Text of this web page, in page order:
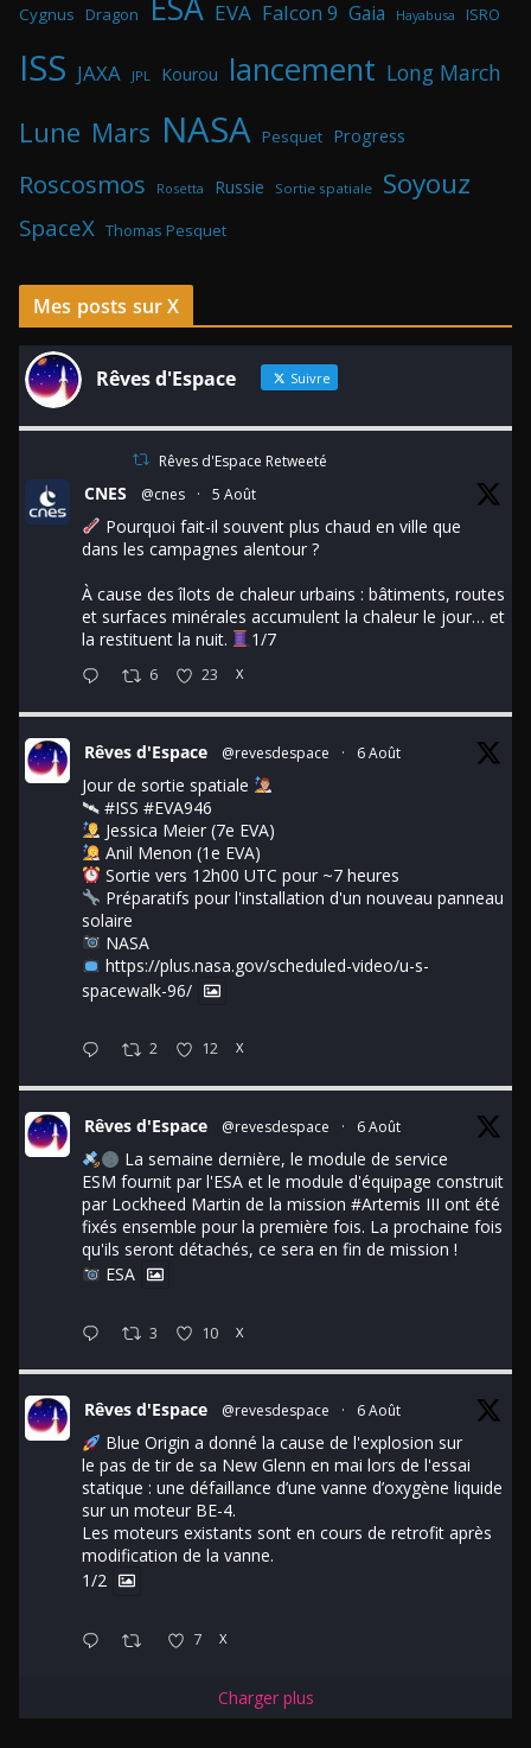
Cygnus Dragon EVA Falcon 9 Gaia Hayabusa ISRO
ISS JAXA JPL Kourou lancement Long March
Lune Mars NASA Pesquet Progress
Roscosmos Rosetta Russie Sortie spatiale Soyouz
SpaceX Thomas Pesquet
Mes posts sur X
Rêves d'Espace Suivre
Rêves d'Espace Retweeté
CNES @cnes · 5 Août
Pourquoi fait-il souvent plus chaud en ville que
dans les campagnes alentour ?
À cause des îlots de chaleur urbains : bâtiments, routes
et surfaces minérales accumulent la chaleur le jour… et
la restituent la nuit.
1/7
6 23 X
Rêves d'Espace @revesdespace · 6 Août
Jour de sortie spatiale
🛰 #ISS #EVA946
Jessica Meier (7e EVA)
Anil Menon (1e EVA)
Sortie vers 12h00 UTC pour ~7 heures
Préparatifs pour l'installation d'un nouveau panneau
solaire
NASA
https://plus.nasa.gov/scheduled-video/u-s-
spacewalk-96/
2 12 X
Rêves d'Espace @revesdespace · 6 Août
La semaine dernière, le module de service
ESM fournit par l'ESA et le module d'équipage construit
par Lockheed Martin de la mission #Artemis III ont été
fixés ensemble pour la première fois. La prochaine fois
qu'ils seront détachés, ce sera en fin de mission !
ESA
3 10 X
Rêves d'Espace @revesdespace · 6 Août
Blue Origin a donné la cause de l'explosion sur
le pas de tir de sa New Glenn en mai lors de l'essai
statique : une défaillance d’une vanne d’oxygène liquide
sur un moteur BE-4.
Les moteurs existants sont en cours de retrofit après
modification de la vanne.
1/2
7 X
Charger plus